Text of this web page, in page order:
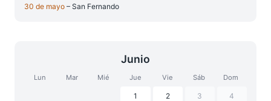
30 de mayo – San Fernando
Junio
Lun Mar Mié Jue Vie Sáb Dom
1 2 3 4